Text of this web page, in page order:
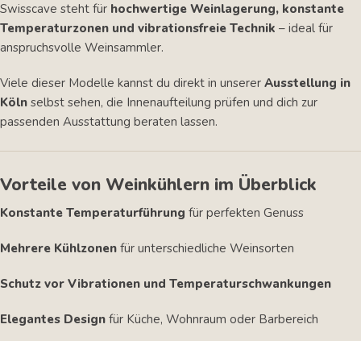
Swisscave steht für hochwertige Weinlagerung, konstante
Temperaturzonen und vibrationsfreie Technik – ideal für
anspruchsvolle Weinsammler.
Viele dieser Modelle kannst du direkt in unserer Ausstellung in
Köln selbst sehen, die Innenaufteilung prüfen und dich zur
passenden Ausstattung beraten lassen.
Vorteile von Weinkühlern im Überblick
Konstante Temperaturführung für perfekten Genuss
Mehrere Kühlzonen für unterschiedliche Weinsorten
Schutz vor Vibrationen und Temperaturschwankungen
Elegantes Design für Küche, Wohnraum oder Barbereich